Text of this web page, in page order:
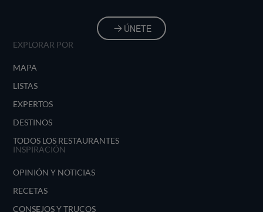
ÚNETE
EXPLORAR POR
MAPA
LISTAS
EXPERTOS
DESTINOS
TODOS LOS RESTAURANTES
INSPIRACIÓN
OPINIÓN Y NOTICIAS
RECETAS
CONSEJOS Y TRUCOS